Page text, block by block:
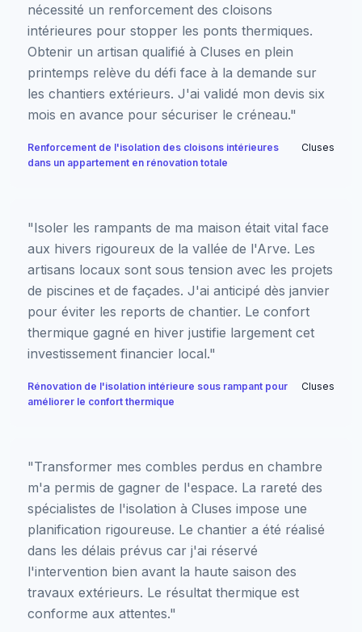
nécessité un renforcement des cloisons
intérieures pour stopper les ponts thermiques.
Obtenir un artisan qualifié à Cluses en plein
printemps relève du défi face à la demande sur
les chantiers extérieurs. J'ai validé mon devis six
mois en avance pour sécuriser le créneau."
Renforcement de l'isolation des cloisons intérieures
dans un appartement en rénovation totale
Cluses
"Isoler les rampants de ma maison était vital face
aux hivers rigoureux de la vallée de l'Arve. Les
artisans locaux sont sous tension avec les projets
de piscines et de façades. J'ai anticipé dès janvier
pour éviter les reports de chantier. Le confort
thermique gagné en hiver justifie largement cet
investissement financier local."
Rénovation de l'isolation intérieure sous rampant pour
améliorer le confort thermique
Cluses
"Transformer mes combles perdus en chambre
m'a permis de gagner de l'espace. La rareté des
spécialistes de l'isolation à Cluses impose une
planification rigoureuse. Le chantier a été réalisé
dans les délais prévus car j'ai réservé
l'intervention bien avant la haute saison des
travaux extérieurs. Le résultat thermique est
conforme aux attentes."